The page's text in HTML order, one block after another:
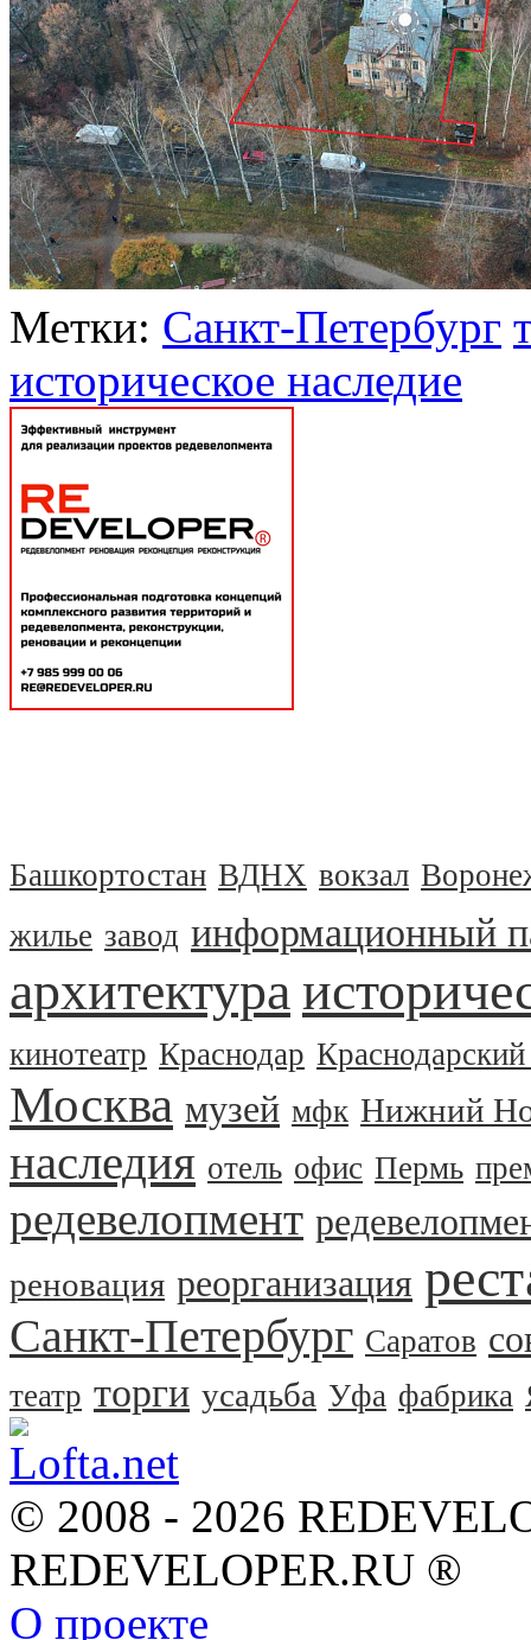
Метки: Санкт-Петербург
историческое наследие
Башкортостан ВДНХ вокзал
жилье завод информационный
архитектура
кинотеатр Краснодар
Москва музей мфк Нижний
наследия отель офис Пермь
редевелопмент
реновация реорганизация
Санкт-Петербург Саратов
театр торги усадьба Уфа фабрика
© 2008 - 2026
REDEVELOPER.RU ®
О проекте